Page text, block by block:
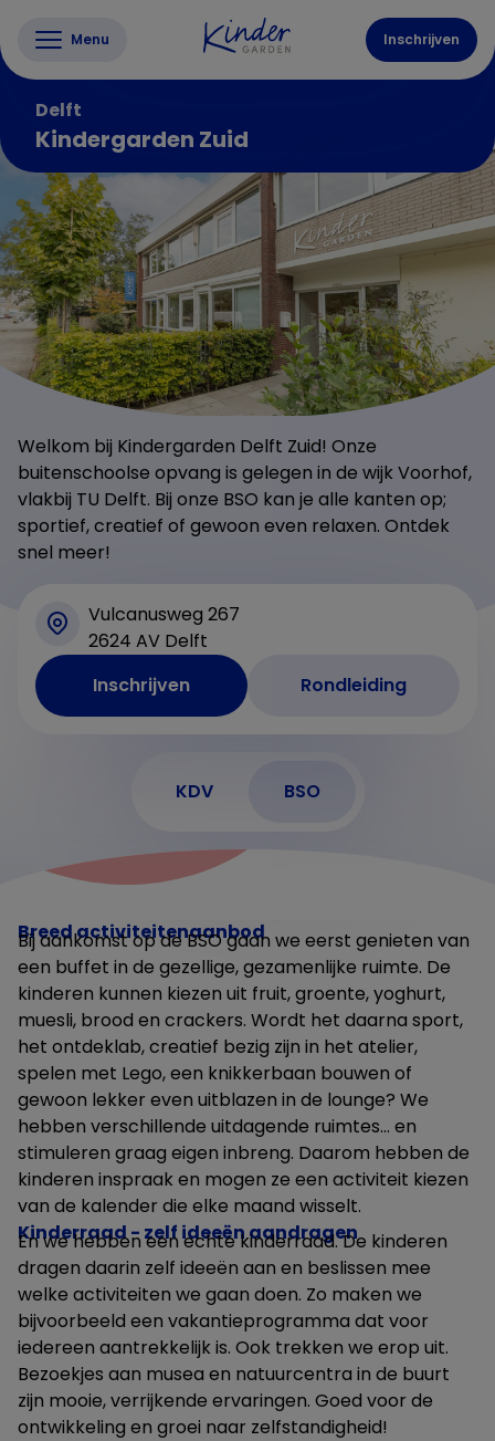
Menu Inschrijven
Delft
Kindergarden Zuid
Welkom bij Kindergarden Delft Zuid! Onze
buitenschoolse opvang is gelegen in de wijk Voorhof,
vlakbij TU Delft. Bij onze BSO kan je alle kanten op;
sportief, creatief of gewoon even relaxen. Ontdek
snel meer!
Vulcanusweg 267
2624 AV Delft
Inschrijven
Rondleiding
KDV BSO
Breed activiteitenaanbod
Bij aankomst op de BSO gaan we eerst genieten van
een buffet in de gezellige, gezamenlijke ruimte. De
kinderen kunnen kiezen uit fruit, groente, yoghurt,
muesli, brood en crackers. Wordt het daarna sport,
het ontdeklab, creatief bezig zijn in het atelier,
spelen met Lego, een knikkerbaan bouwen of
gewoon lekker even uitblazen in de lounge? We
hebben verschillende uitdagende ruimtes… en
stimuleren graag eigen inbreng. Daarom hebben de
kinderen inspraak en mogen ze een activiteit kiezen
van de kalender die elke maand wisselt.
Kinderraad - zelf ideeën aandragen
En we hebben een echte kinderraad. De kinderen
dragen daarin zelf ideeën aan en beslissen mee
welke activiteiten we gaan doen. Zo maken we
bijvoorbeeld een vakantieprogramma dat voor
iedereen aantrekkelijk is. Ook trekken we erop uit.
Bezoekjes aan musea en natuurcentra in de buurt
zijn mooie, verrijkende ervaringen. Goed voor de
ontwikkeling en groei naar zelfstandigheid!